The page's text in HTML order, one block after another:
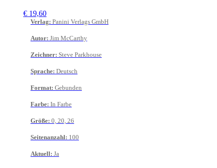
€ 19,60
Verlag: Panini Verlags GmbH
Autor: Jim McCarthy
Zeichner: Steve Parkhouse
Sprache: Deutsch
Format: Gebunden
Farbe: In Farbe
Größe: 0, 20, 26
Seitenanzahl: 100
Aktuell: Ja